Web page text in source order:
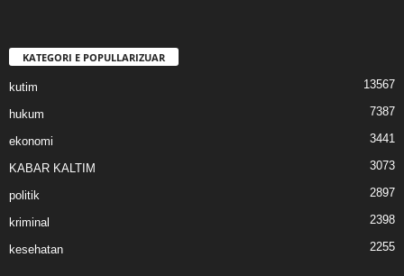
KATEGORI E POPULLARIZUAR
kutim 13567
hukum 7387
ekonomi 3441
KABAR KALTIM 3073
politik 2897
kriminal 2398
kesehatan 2255